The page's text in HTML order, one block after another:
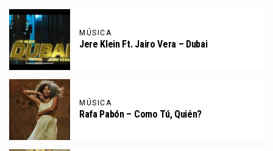
MÚSICA
Jere Klein Ft. Jairo Vera – Dubai
MÚSICA
Rafa Pabón – Como Tú, Quién?